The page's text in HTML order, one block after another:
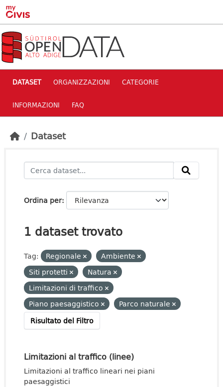
Skip to main content
DATASET ORGANIZZAZIONI CATEGORIE
INFORMAZIONI FAQ
Dataset
Ordina per
1 dataset trovato
Tag: Regionale
Ambiente
Siti protetti
Natura
Limitazioni di traffico
Piano paesaggistico
Parco naturale
Risultato del Filtro
Limitazioni al traffico (linee)
Limitazioni al traffico lineari nei piani
paesaggistici